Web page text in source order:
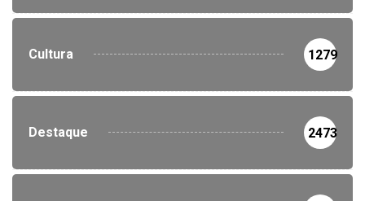
Cultura 1279
Destaque 2473